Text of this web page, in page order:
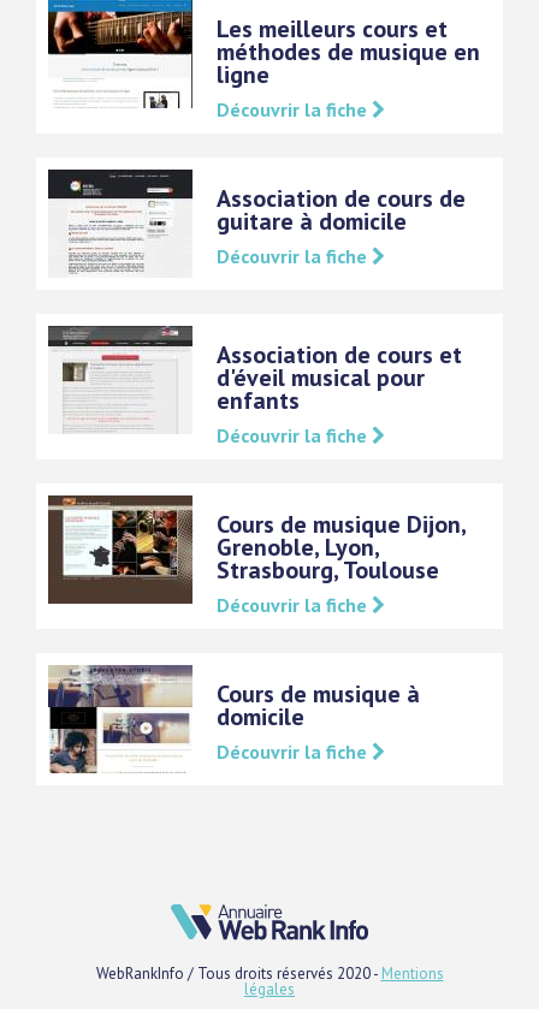
Les meilleurs cours et
méthodes de musique en
ligne
Découvrir la fiche
Association de cours de
guitare à domicile
Découvrir la fiche
Association de cours et
d'éveil musical pour
enfants
Découvrir la fiche
Cours de musique Dijon,
Grenoble, Lyon,
Strasbourg, Toulouse
Découvrir la fiche
Cours de musique à
domicile
Découvrir la fiche
WebRankInfo / Tous droits réservés 2020 - Mentions
légales